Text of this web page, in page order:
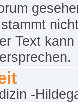
Text kann
-